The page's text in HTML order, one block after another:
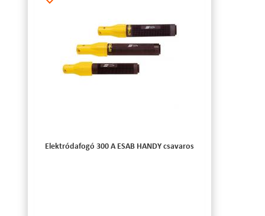
Elektródafogó 300 A ESAB HANDY csavaros